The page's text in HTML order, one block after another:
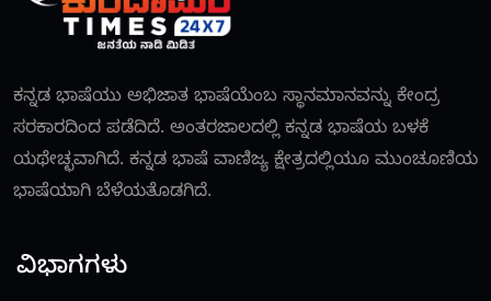
ಕನ್ನಡ ಭಾಷೆಯು ಅಭಿಜಾತ ಭಾಷೆಯೆಂಬ ಸ್ಥಾನಮಾನವನ್ನು ಕೇಂದ್ರ
ಸರಕಾರದಿಂದ ಪಡೆದಿದೆ. ಅಂತರಜಾಲದಲ್ಲಿ ಕನ್ನಡ ಭಾಷೆಯ ಬಳಕೆ
ಯಥೇಚ್ಛವಾಗಿದೆ. ಕನ್ನಡ ಭಾಷೆ ವಾಣಿಜ್ಯ ಕ್ಷೇತ್ರದಲ್ಲಿಯೂ ಮುಂಚೂಣಿಯ
ಭಾಷೆಯಾಗಿ ಬೆಳೆಯತೊಡಗಿದೆ.
ವಿಭಾಗಗಳು